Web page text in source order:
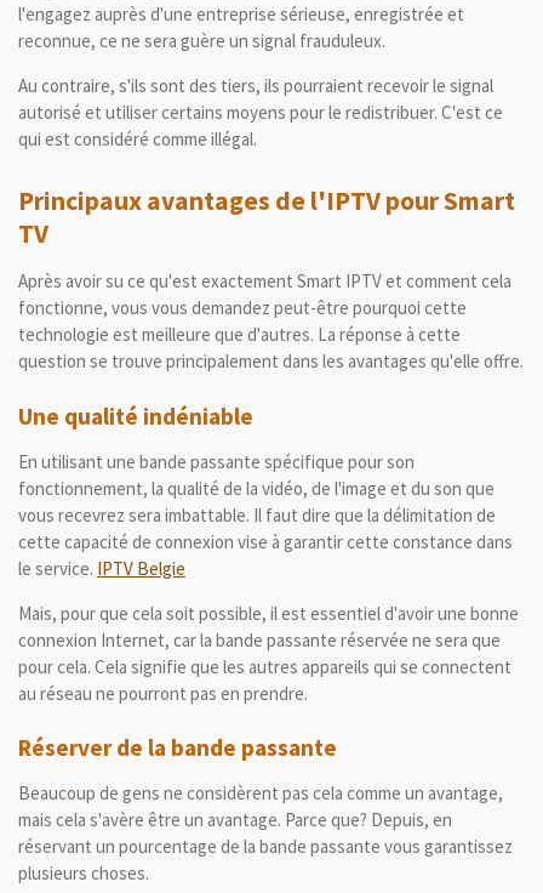
l'engagez auprès d'une entreprise sérieuse, enregistrée et
reconnue, ce ne sera guère un signal frauduleux.
Au contraire, s'ils sont des tiers, ils pourraient recevoir le signal
autorisé et utiliser certains moyens pour le redistribuer. C'est ce
qui est considéré comme illégal.
Principaux avantages de l'IPTV pour Smart
TV
Après avoir su ce qu'est exactement Smart IPTV et comment cela
fonctionne, vous vous demandez peut-être pourquoi cette
technologie est meilleure que d'autres. La réponse à cette
question se trouve principalement dans les avantages qu'elle offre.
Une qualité indéniable
En utilisant une bande passante spécifique pour son
fonctionnement, la qualité de la vidéo, de l'image et du son que
vous recevrez sera imbattable. Il faut dire que la délimitation de
cette capacité de connexion vise à garantir cette constance dans
le service. IPTV Belgie
Mais, pour que cela soit possible, il est essentiel d'avoir une bonne
connexion Internet, car la bande passante réservée ne sera que
pour cela. Cela signifie que les autres appareils qui se connectent
au réseau ne pourront pas en prendre.
Réserver de la bande passante
Beaucoup de gens ne considèrent pas cela comme un avantage,
mais cela s'avère être un avantage. Parce que? Depuis, en
réservant un pourcentage de la bande passante vous garantissez
plusieurs choses.